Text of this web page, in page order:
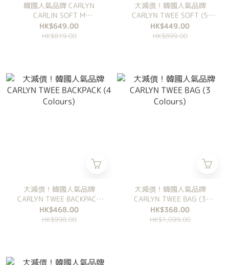
韓國人氣品牌 CARLYN
CARLIN SOFT M
HOLOGRAM 雲朵包包
HK$649.00
HK$819.00
大減價！韓國人氣品牌
CARLYN TWEE SOFT (5
Colours)
HK$449.00
HK$899.00
大減價！韓國人氣品牌
CARLYN TWEE BACKPACK
(4 Colours)
HK$468.00
HK$998.00
大減價！韓國人氣品牌
CARLYN TWEE BAG (3
Colours)
HK$368.00
HK$1,099.00